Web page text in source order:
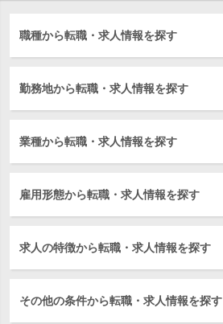
職種から転職・求人情報を探す
勤務地から転職・求人情報を探す
業種から転職・求人情報を探す
雇用形態から転職・求人情報を探す
求人の特徴から転職・求人情報を探す
その他の条件から転職・求人情報を探す